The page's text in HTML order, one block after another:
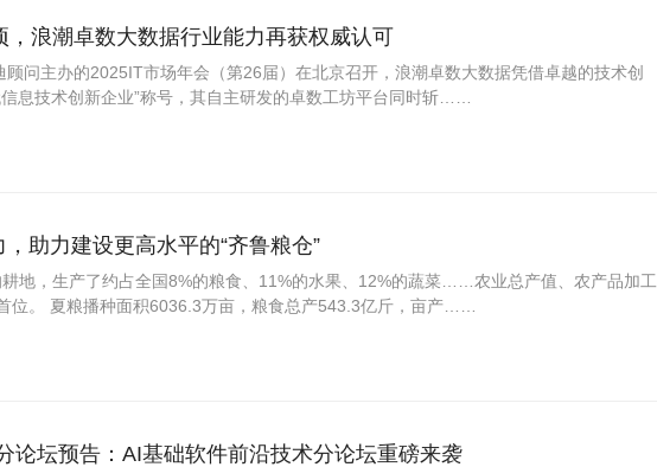
浪潮卓数大数据行业能力再获权威认可
问主办的2025IT市场年会（第26届）在北京召开，浪潮卓数大数据凭借卓越的技术创
息技术创新企业”称号，其自主研发的卓数工坊平台同时斩……
助力建设更高水平的“齐鲁粮仓”
地，生产了约占全国8%的粮食、11%的水果、12%的蔬菜……农业总产值、农产品加工
位。 夏粮播种面积6036.3万亩，粮食总产543.3亿斤，亩产……
论坛预告：AI基础软件前沿技术分论坛重磅来袭